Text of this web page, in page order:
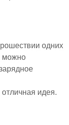
одних
можно
отличная идея.